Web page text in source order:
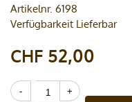
Artikelnr. 6198
Verfügbarkeit Lieferbar
CHF 52,00